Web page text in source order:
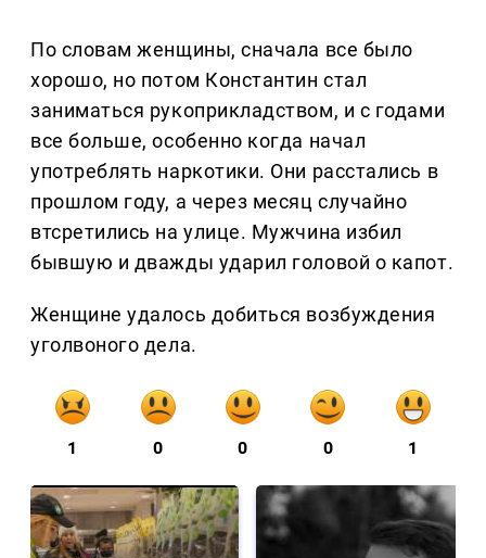
По словам женщины, сначала все было
хорошо, но потом Константин стал
заниматься рукоприкладством, и с годами
все больше, особенно когда начал
употреблять наркотики. Они расстались в
прошлом году, а через месяц случайно
втсретились на улице. Мужчина избил
бывшую и дважды ударил головой о капот.
Женщине удалось добиться возбуждения
уголвоного дела.
1 0 0 0 1